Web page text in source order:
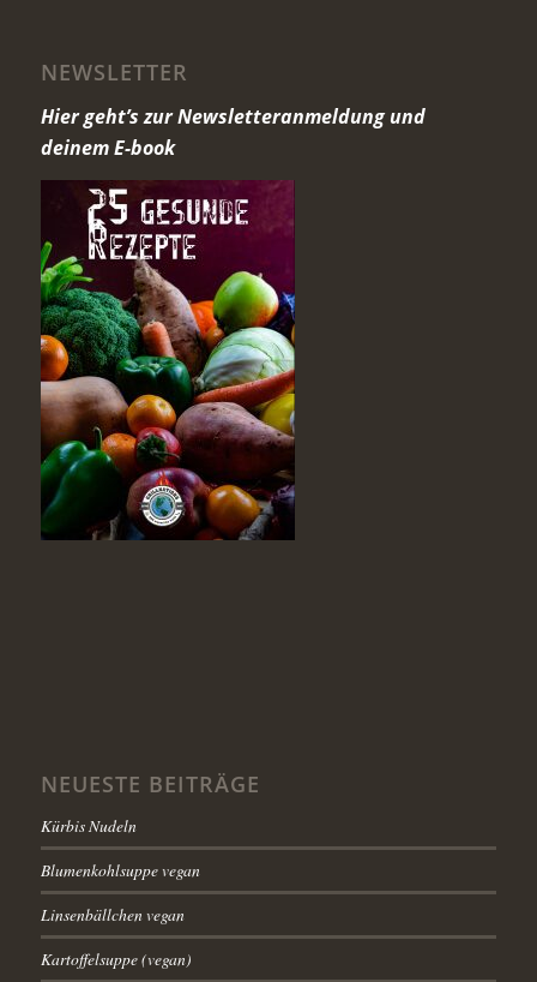
NEWSLETTER
Hier geht’s zur Newsletteranmeldung und
deinem E-book
NEUESTE BEITRÄGE
Kürbis Nudeln
Blumenkohlsuppe vegan
Linsenbällchen vegan
Kartoffelsuppe (vegan)